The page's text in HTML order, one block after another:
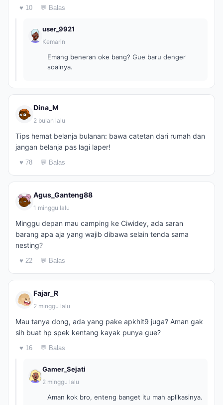
♥ 10 💬 Balas
user_9921
Kemarin
Emang beneran oke bang? Gue baru denger
soalnya.
Dina_M
2 bulan lalu
Tips hemat belanja bulanan: bawa catetan dari rumah dan
jangan belanja pas lagi laper!
♥ 78 💬 Balas
Agus_Ganteng88
1 minggu lalu
Minggu depan mau camping ke Ciwidey, ada saran
barang apa aja yang wajib dibawa selain tenda sama
nesting?
♥ 22 💬 Balas
Fajar_R
2 minggu lalu
Mau tanya dong, ada yang pake apkhit9 juga? Aman gak
sih buat hp spek kentang kayak punya gue?
♥ 16 💬 Balas
Gamer_Sejati
2 minggu lalu
Aman kok bro, enteng banget itu mah aplikasinya.